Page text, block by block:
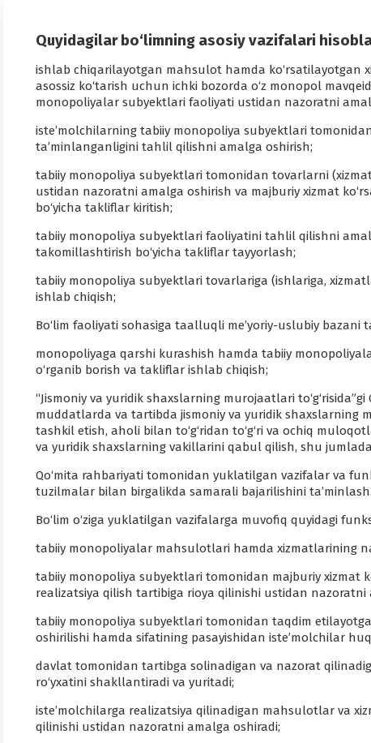
Quyidagilar bo‘limning asosiy vazifalari
ishlab chiqarilayotgan mahsulot hamda ko‘rsatilayotgan
asossiz ko‘tarish uchun ichki bozorda o‘z monopol
monopoliyalar subyektlari faoliyati ustidan nazoratni
iste’molchilarning tabiiy monopoliya subyektlari
ta’minlanganligini tahlil qilishni amalga oshirish;
tabiiy monopoliya subyektlari tomonidan tovarlarni
ustidan nazoratni amalga oshirish va majburiy xizmat
bo‘yicha takliflar kiritish;
tabiiy monopoliya subyektlari faoliyatini tahlil qilishni
takomillashtirish bo‘yicha takliflar tayyorlash;
tabiiy monopoliya subyektlari tovarlariga (ishlariga,
ishlab chiqish;
Bo‘lim faoliyati sohasiga taalluqli me’yoriy-uslubiy bazani
monopoliyaga qarshi kurashish hamda tabiiy
o‘rganib borish va takliflar ishlab chiqish;
“Jismoniy va yuridik shaxslarning murojaatlari
muddatlarda va tartibda jismoniy va yuridik shaxslarning
tashkil etish, aholi bilan to‘g‘ridan to‘g‘ri va ochiq
va yuridik shaxslarning vakillarini qabul qilish, shu
Qo‘mita rahbariyati tomonidan yuklatilgan vazifalar va
tuzilmalar bilan birgalikda samarali bajarilishini ta’minlash.
Bo‘lim o‘ziga yuklatilgan vazifalarga muvofiq quyidagi
tabiiy monopoliyalar mahsulotlari hamda xizmatlarining
tabiiy monopoliya subyektlari tomonidan majburiy xizmat
realizatsiya qilish tartibiga rioya qilinishi ustidan nazoratni
tabiiy monopoliya subyektlari tomonidan taqdim
oshirilishi hamda sifatining pasayishidan iste’molchilar
davlat tomonidan tartibga solinadigan va nazorat
ro‘yxatini shakllantiradi va yuritadi;
iste’molchilarga realizatsiya qilinadigan mahsulotlar va
qilinishi ustidan nazoratni amalga oshiradi;